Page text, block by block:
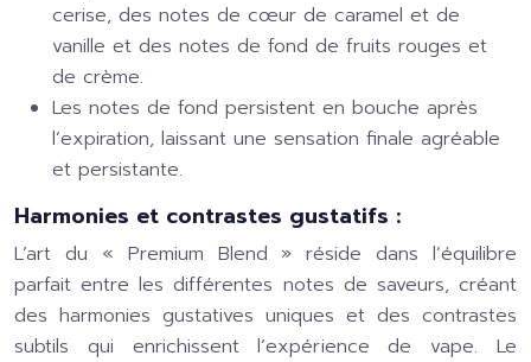
cerise, des notes de cœur de caramel et de
vanille et des notes de fond de fruits rouges et
de crème.
Les notes de fond persistent en bouche après
l’expiration, laissant une sensation finale agréable
et persistante.
Harmonies et contrastes gustatifs :
L’art du « Premium Blend » réside dans l’équilibre
parfait entre les différentes notes de saveurs, créant
des harmonies gustatives uniques et des contrastes
subtils qui enrichissent l’expérience de vape. Le